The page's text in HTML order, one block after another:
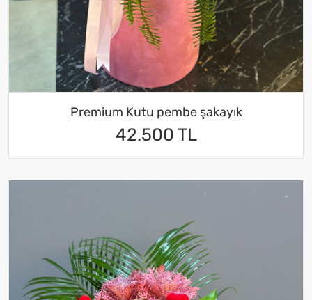
Premium Kutu pembe şakayık
42.500 TL